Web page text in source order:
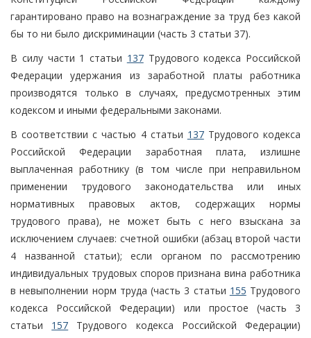
гарантировано право на вознаграждение за труд без какой
бы то ни было дискриминации (часть 3 статьи 37).
В силу части 1 статьи 137Трудового кодекса Российской
Федерации удержания из заработной платы работника
производятся только в случаях, предусмотренных этим
кодексом и иными федеральными законами.
В соответствии с частью 4 статьи 137Трудового кодекса
Российской Федерации заработная плата, излишне
выплаченная работнику (в том числе при неправильном
применении трудового законодательства или иных
нормативных правовых актов, содержащих нормы
трудового права), не может быть с него взыскана за
исключением случаев: счетной ошибки (абзац второй части
4 названной статьи); если органом по рассмотрению
индивидуальных трудовых споров признана вина работника
в невыполнении норм труда (часть 3 статьи 155 Трудового
кодекса Российской Федерации) или простое (часть 3
статьи 157 Трудового кодекса Российской Федерации)